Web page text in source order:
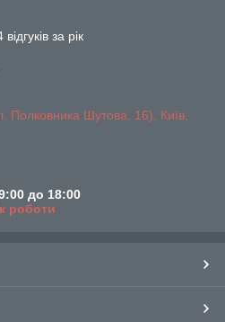
за рік
Полковника Шутова, 16), Київ,
до 18:00
роботи